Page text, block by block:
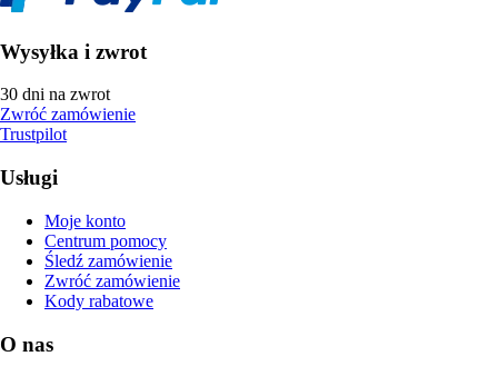
Wysyłka i zwrot
30 dni na zwrot
Zwróć zamówienie
Trustpilot
Usługi
Moje konto
Centrum pomocy
Śledź zamówienie
Zwróć zamówienie
Kody rabatowe
O nas